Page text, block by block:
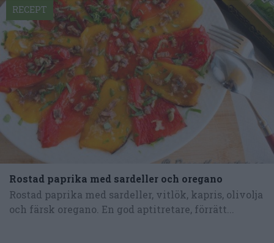
Rostad paprika med sardeller och oregano
Rostad paprika med sardeller, vitlök, kapris, olivolja
och färsk oregano. En god aptitretare, förrätt...
RECEPT